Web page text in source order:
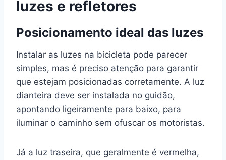
luzes e refletores
Posicionamento ideal das luzes
Instalar as luzes na bicicleta pode parecer
simples, mas é preciso atenção para garantir
que estejam posicionadas corretamente. A luz
dianteira deve ser instalada no guidão,
apontando ligeiramente para baixo, para
iluminar o caminho sem ofuscar os motoristas.
Já a luz traseira, que geralmente é vermelha,